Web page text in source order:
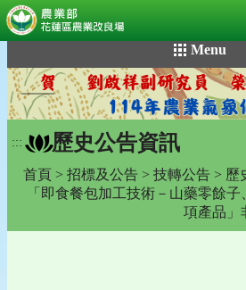
到
主
要
內
容
Menu
::: 歷史公告資訊
首頁 > 招標及公告 > 技轉公告 > 歷
「即食餐包加工技術－山藥零餘
項產品」